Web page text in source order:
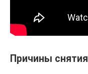
Причины снятия